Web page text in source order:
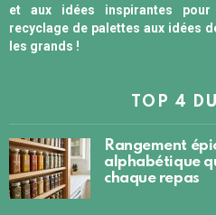
et aux idées inspirantes
recyclage de palettes aux idées
les grands !
TOP 4
Rangement
alphabétique
chaque repas